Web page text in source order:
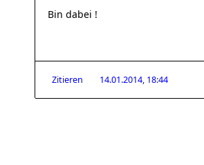
Bin dabei !
Zitieren 14.01.2014, 18:44